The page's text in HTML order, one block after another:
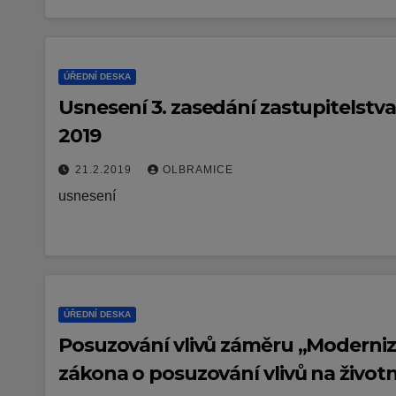
ÚŘEDNÍ DESKA
Usnesení 3. zasedání
2019
21.2.2019 OLBRAMICE
usnesení
ÚŘEDNÍ DESKA
Posuzování vlivů záměru
zákona o posuzování vlivů na